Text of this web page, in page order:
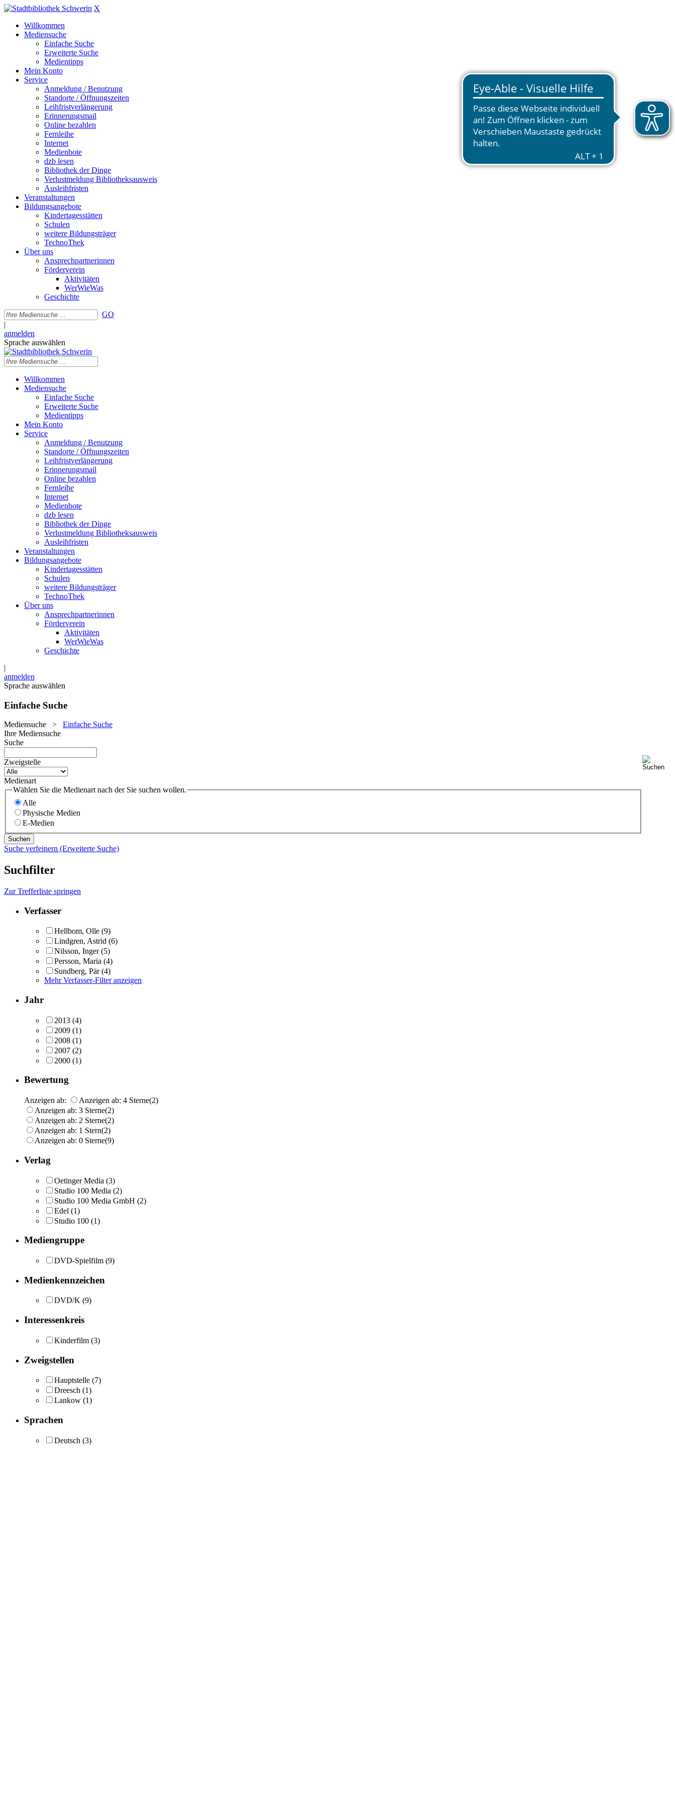
X
Willkommen
Mediensuche
Einfache Suche
Erweiterte Suche
Medientipps
Mein Konto
Service
Anmeldung / Benutzung
Standorte / Öffnungszeiten
Leihfristverlängerung
Erinnerungsmail
Online bezahlen
Fernleihe
Internet
Medienbote
dzb lesen
Bibliothek der Dinge
Verlustmeldung Bibliotheksausweis
Ausleihfristen
Veranstaltungen
Bildungsangebote
Kindertagesstätten
Schulen
weitere Bildungsträger
TechnoThek
Über uns
Ansprechpartnerinnen
Förderverein
Aktivitäten
WerWieWas
Geschichte
GO
|
anmelden
Sprache auswählen
Willkommen
Mediensuche
Einfache Suche
Erweiterte Suche
Medientipps
Mein Konto
Service
Anmeldung / Benutzung
Standorte / Öffnungszeiten
Leihfristverlängerung
Erinnerungsmail
Online bezahlen
Fernleihe
Internet
Medienbote
dzb lesen
Bibliothek der Dinge
Verlustmeldung Bibliotheksausweis
Ausleihfristen
Veranstaltungen
Bildungsangebote
Kindertagesstätten
Schulen
weitere Bildungsträger
TechnoThek
Über uns
Ansprechpartnerinnen
Förderverein
Aktivitäten
WerWieWas
Geschichte
|
anmelden
Sprache auswählen
Einfache Suche
Mediensuche > Einfache Suche
Ihre Mediensuche
Suche
Zweigstelle
Medienart
Wählen Sie die Medienart nach der Sie suchen wollen.
Alle
Physische Medien
E-Medien
Suche verfeinern (Erweiterte Suche)
Suchfilter
Zur Trefferliste springen
Verfasser
Hellbom, Olle (9)
Lindgren, Astrid (6)
Nilsson, Inger (5)
Persson, Maria (4)
Sundberg, Pär (4)
Mehr Verfasser-Filter anzeigen
Jahr
2013 (4)
2009 (1)
2008 (1)
2007 (2)
2000 (1)
Bewertung
Anzeigen ab: Anzeigen ab: 4 Sterne(2)
Anzeigen ab: 3 Sterne(2)
Anzeigen ab: 2 Sterne(2)
Anzeigen ab: 1 Stern(2)
Anzeigen ab: 0 Sterne(9)
Verlag
Oetinger Media (3)
Studio 100 Media (2)
Studio 100 Media GmbH (2)
Edel (1)
Studio 100 (1)
Mediengruppe
DVD-Spielfilm (9)
Medienkennzeichen
DVD/K (9)
Interessenkreis
Kinderfilm (3)
Zweigstellen
Hauptstelle (7)
Dreesch (1)
Lankow (1)
Sprachen
Deutsch (3)